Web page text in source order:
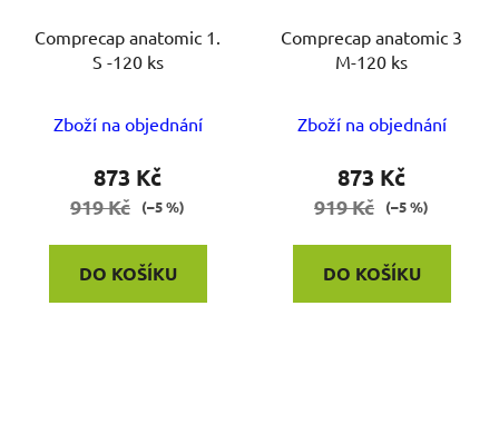
Comprecap anatomic 1.
S -120 ks
Zboží na objednání
873 Kč
919 Kč (–5 %)
DO KOŠÍKU
Comprecap anatomic 3
M-120 ks
Zboží na objednání
873 Kč
919 Kč (–5 %)
DO KOŠÍKU